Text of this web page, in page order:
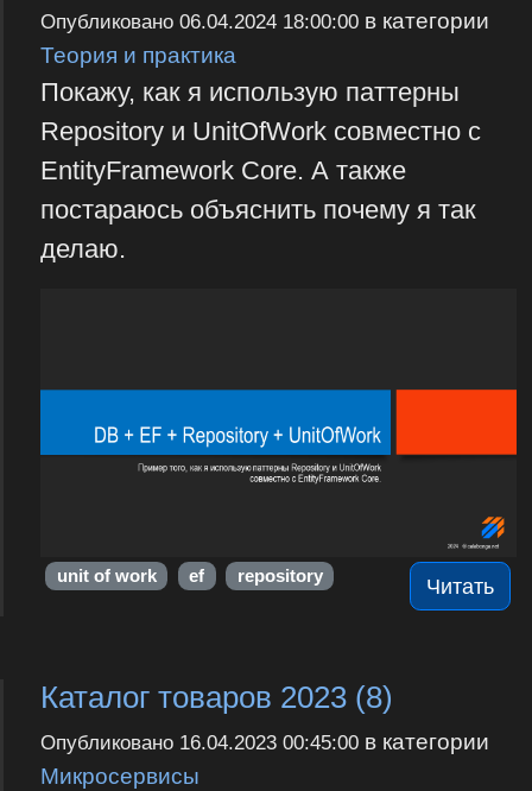
Опубликовано 06.04.2024 18:00:00в категории
Теория и практика
Покажу, как я использую паттерны
Repository и UnitOfWork совместно с
EntityFramework Core. А также
постараюсь объяснить почему я так
делаю.
Читать
unit of work ef repository
Каталог товаров 2023 (8)
Опубликовано 16.04.2023 00:45:00в категории
Микросервисы